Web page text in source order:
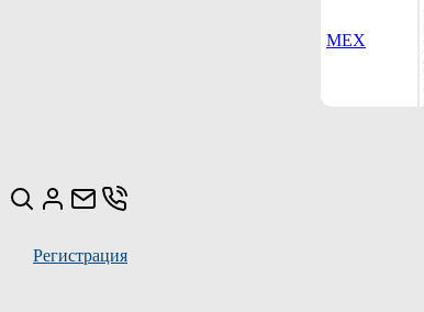
MEX
Регистрация